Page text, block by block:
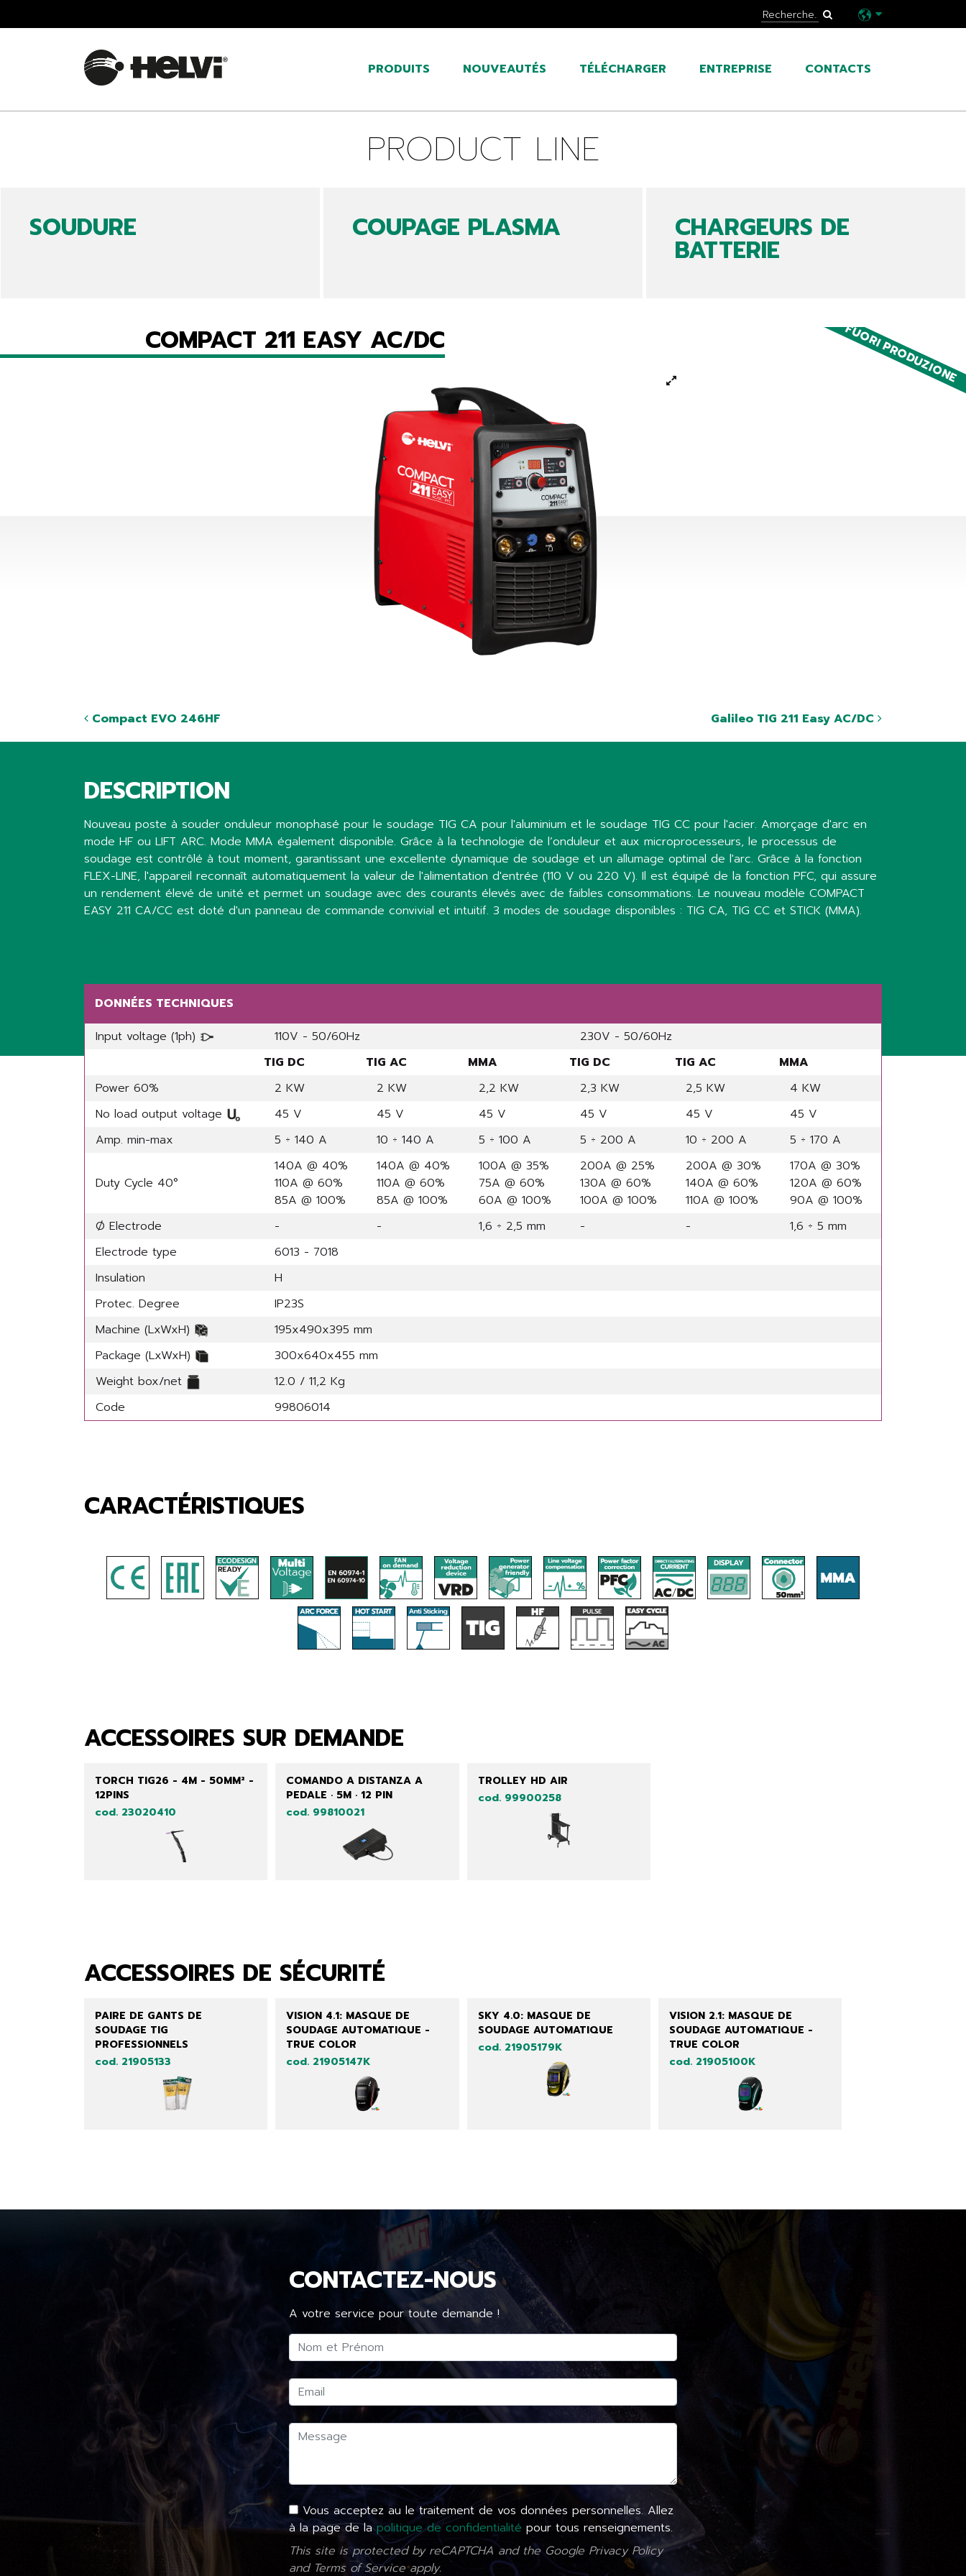
PRODUITS NOUVEAUTÉS TÉLÉCHARGER ENTREPRISE CONTACTS
PRODUCT LINE
SOUDURE COUPAGE PLASMA CHARGEURS DE
BATTERIE
FUORI PRODUZIONE
COMPACT 211 EASY AC/DC
Compact EVO 246HF Galileo TIG 211 Easy AC/DC
DESCRIPTION
Nouveau poste à souder onduleur monophasé pour le soudage TIG CA pour l'aluminium et le soudage TIG CC pour l'acier. Amorçage d'arc en
mode HF ou LIFT ARC. Mode MMA également disponible. Grâce à la technologie de l’onduleur et aux microprocesseurs, le processus de
soudage est contrôlé à tout moment, garantissant une excellente dynamique de soudage et un allumage optimal de l'arc. Grâce à la fonction
FLEX-LINE, l'appareil reconnaît automatiquement la valeur de l'alimentation d'entrée (110 V ou 220 V). Il est équipé de la fonction PFC, qui assure
un rendement élevé de unité et permet un soudage avec des courants élevés avec de faibles consommations. Le nouveau modèle COMPACT
EASY 211 CA/CC est doté d'un panneau de commande convivial et intuitif. 3 modes de soudage disponibles : TIG CA, TIG CC et STICK (MMA).
DONNÉES TECHNIQUES
Input voltage (1ph)
110V - 50/60Hz
230V - 50/60Hz
TIG DC
TIG AC MMA TIG DC TIG AC
MMA
Power 60%
2 KW 2 KW 2,2 KW 2,3 KW 2,5 KW
4 KW
No load output voltage
45 V 45 V 45 V 45 V 45 V
45 V
Amp. min-max
5 ÷ 140 A 10 ÷ 140 A 5 ÷ 100 A 5 ÷ 200 A 10 ÷ 200 A 5 ÷ 170 A
Duty Cycle 40°
140A @ 40%
110A @ 60%
85A @ 100%
140A @ 40%
110A @ 60%
85A @ 100%
100A @ 35%
75A @ 60%
60A @ 100%
200A @ 25%
130A @ 60%
100A @ 100%
200A @ 30%
140A @ 60%
110A @ 100%
170A @ 30%
120A @ 60%
90A @ 100%
Ø Electrode
- - 1,6 ÷ 2,5 mm - -
1,6 ÷ 5 mm
Electrode type
6013 - 7018
Insulation
H
Protec. Degree
IP23S
Machine (LxWxH)
195x490x395 mm
Package (LxWxH)
300x640x455 mm
Weight box/net
12.0 / 11,2 Kg
Code
99806014
CARACTÉRISTIQUES
ACCESSOIRES SUR DEMANDE
TORCH TIG26 - 4M - 50MM² -
12PINS
cod. 23020410
COMANDO A DISTANZA A
PEDALE · 5M · 12 PIN
cod. 99810021
TROLLEY HD AIR
cod. 99900258
ACCESSOIRES DE SÉCURITÉ
PAIRE DE GANTS DE
SOUDAGE TIG
PROFESSIONNELS
cod. 21905133
VISION 4.1: MASQUE DE
SOUDAGE AUTOMATIQUE -
TRUE COLOR
cod. 21905147K
SKY 4.0: MASQUE DE
SOUDAGE AUTOMATIQUE
cod. 21905179K
VISION 2.1: MASQUE DE
SOUDAGE AUTOMATIQUE -
TRUE COLOR
cod. 21905100K
CONTACTEZ-NOUS
A votre service pour toute demande !
Vous acceptez au le traitement de vos données personnelles. Allez
à la page de lapolitique de confidentialité pour tous renseignements.
This site is protected by reCAPTCHA and the Google Privacy Policy
and Terms of Serviceapply.